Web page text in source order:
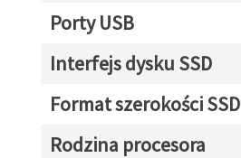
Porty USB
Interfejs dysku SSD
Format szerokości SSD
Rodzina procesora